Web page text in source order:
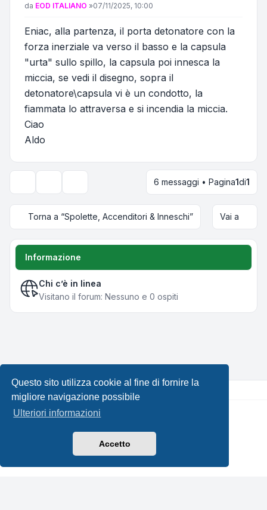
Questo sito utilizza cookie al fine di fornire la
migliore navigazione possibile
Ulteriori informazioni
Accetto
Messaggio
da EOD ITALIANO »07/11/2025, 10:00
Eniac, alla partenza, il porta detonatore con la
forza inerziale va verso il basso e la capsula
"urta" sullo spillo, la capsula poi innesca la
miccia, se vedi il disegno, sopra il
detonatore\capsula vi è un condotto, la
fiammata lo attraversa e si incendia la miccia.
Ciao
Aldo
Opzioni di visualizzazione e ordinamento
6 messaggi • Pagina1di1
Torna a “Spolette, Accenditori & Inneschi” Vai a
Informazione
Chi c’è in linea
Visitano il forum: Nessuno e 0 ospiti
Creato daphpBB® Forum Software © phpBB Limited •
Leenoz.com
phpBB-Italia.it
Condizioni|Tutti gli orari sono